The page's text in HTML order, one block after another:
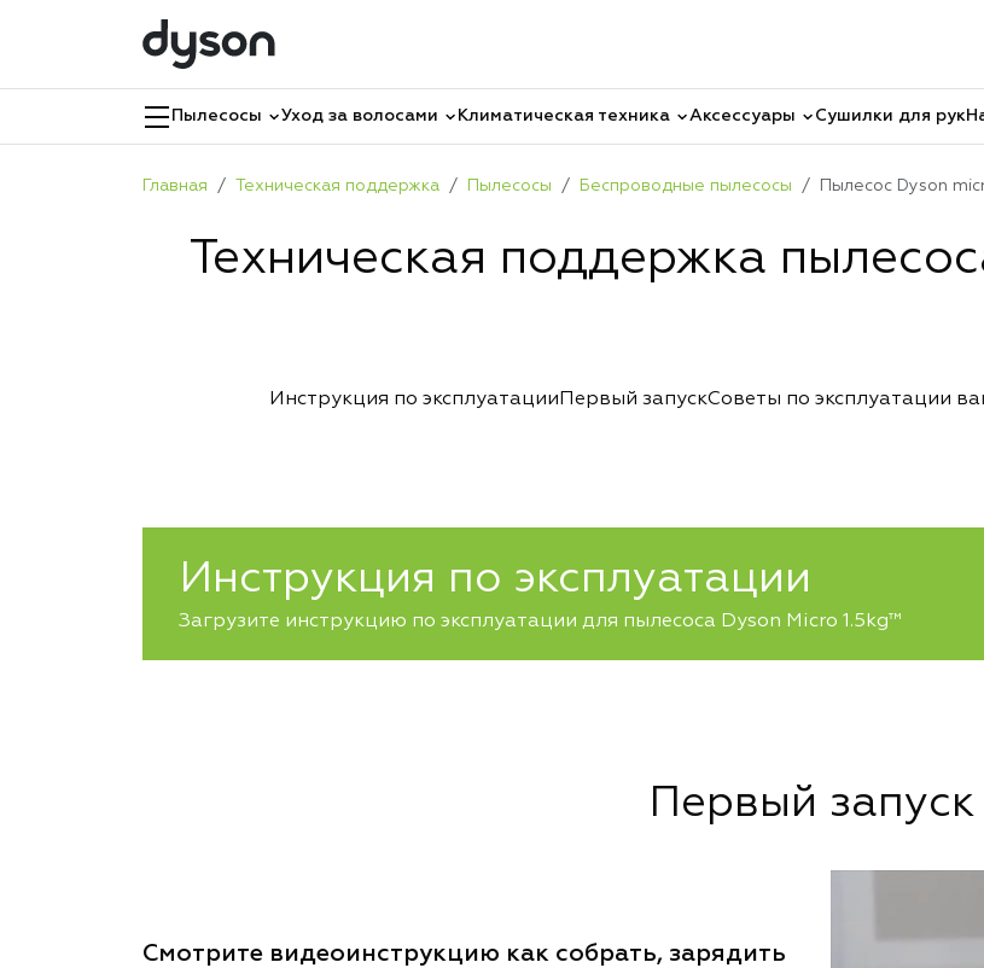
Пылесосы Уход за волосами Климатическая техника Аксессуары Сушилки для рук
Главная Техническая поддержка Пылесосы Беспроводные пылесосы Пылесос Dyson
Техническая поддержка
Инструкция по эксплуатации Первый запускСоветы по эксплуатации
Инструкция по эксплуатации
Загрузите инструкцию по эксплуатации для пылесоса Dyson Micro 1.5kg™
Первый запуск
Смотрите видеоинструкцию как собрать, зарядить